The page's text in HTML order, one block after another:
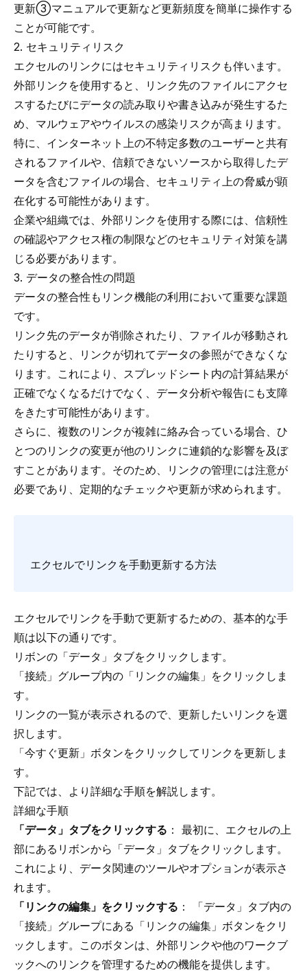
更新③マニュアルで更新など更新頻度を簡単に操作する
ことが可能です。
2. セキュリティリスク
エクセルのリンクにはセキュリティリスクも伴います。
外部リンクを使用すると、リンク先のファイルにアクセ
スするたびにデータの読み取りや書き込みが発生するた
め、マルウェアやウイルスの感染リスクが高まります。
特に、インターネット上の不特定多数のユーザーと共有
されるファイルや、信頼できないソースから取得したデ
ータを含むファイルの場合、セキュリティ上の脅威が顕
在化する可能性があります。
企業や組織では、外部リンクを使用する際には、信頼性
の確認やアクセス権の制限などのセキュリティ対策を講
じる必要があります。
3. データの整合性の問題
データの整合性もリンク機能の利用において重要な課題
です。
リンク先のデータが削除されたり、ファイルが移動され
たりすると、リンクが切れてデータの参照ができなくな
ります。これにより、スプレッドシート内の計算結果が
正確でなくなるだけでなく、データ分析や報告にも支障
をきたす可能性があります。
さらに、複数のリンクが複雑に絡み合っている場合、ひ
とつのリンクの変更が他のリンクに連鎖的な影響を及ぼ
すことがあります。そのため、リンクの管理には注意が
必要であり、定期的なチェックや更新が求められます。
エクセルでリンクを手動更新する方法
エクセルでリンクを手動で更新するための、基本的な手
順は以下の通りです。
リボンの「データ」タブをクリックします。
「接続」グループ内の「リンクの編集」をクリックしま
す。
リンクの一覧が表示されるので、更新したいリンクを選
択します。
「今すぐ更新」ボタンをクリックしてリンクを更新しま
す。
下記では、より詳細な手順を解説します。
詳細な手順
「データ」タブをクリックする ： 最初に、エクセルの上
部にあるリボンから「データ」タブをクリックします。
これにより、データ関連のツールやオプションが表示さ
れます。
「リンクの編集」をクリックする ： 「データ」タブ内の
「接続」グループにある「リンクの編集」ボタンをクリ
ックします。このボタンは、外部リンクや他のワークブ
ックへのリンクを管理するための機能を提供します。